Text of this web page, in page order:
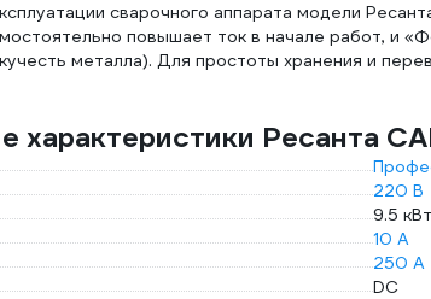
сварочного аппарата модели
повышает ток в начале работ, и
металла). Для простоты хранения и
характеристики Ресанта
220 В
9.5 кВт
10 А
250 А
DC